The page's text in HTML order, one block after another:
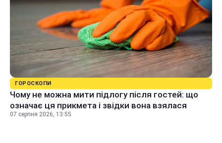
ГОРОСКОПИ
Чому не можна мити підлогу після гостей: що
означає ця прикмета і звідки вона взялася
07 серпня 2026, 13:55